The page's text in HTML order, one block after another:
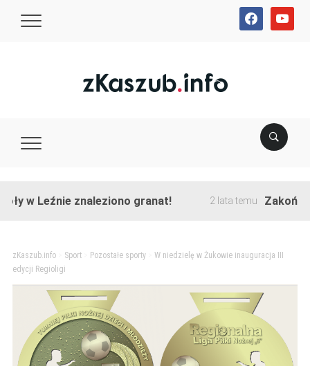
facebookyoutube
znaleziono granat! 2 lata temu Zakończono
zKaszub.info> Sport> Pozostałe sporty> W niedzielę w Żukowie inauguracja III
edycji Regioligi